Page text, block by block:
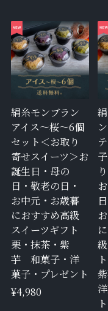
絹糸モンブラン
アイス〜桜〜6個
セット＜お取り
寄せスイーツ＞お
誕生日・母の
日・敬老の日・
お中元・お歳暮
におすすめ高級
スイーツギフト
栗・抹茶・紫
芋 和菓子・洋
菓子・プレゼント
¥4,980
ト